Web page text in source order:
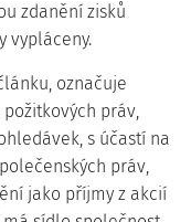
zdanění zisků
vypláceny.
označuje
práv,
s účastí na
práv,
jako příjmy z akcií